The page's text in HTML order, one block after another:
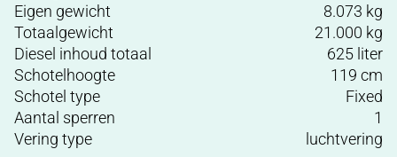
Eigen gewicht
8.073 kg
Totaalgewicht
21.000 kg
Diesel inhoud totaal
625 liter
Schotelhoogte
119 cm
Schotel type
Fixed
Aantal sperren
1
Vering type
luchtvering